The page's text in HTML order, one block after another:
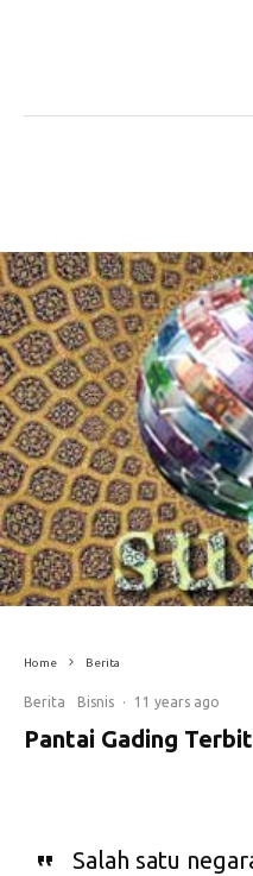
Home Berita
Berita Bisnis · 11 years ago
Pantai Gading
Salah satu